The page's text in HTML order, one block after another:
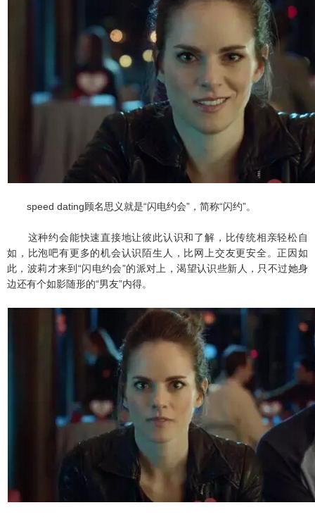
speed dating顾名思义就是“闪电约会”，简称“闪约”。
这种约会能快速直接地让彼此认识和了解，比传统相亲轻松自
如，比泡吧有更多的机会认识陌生人，比网上交友更安全。正因如
此，波莉才来到“闪电约会”的派对上，渴望认识些新人，只不过她身
边还有个如影随形的“男友”内得。